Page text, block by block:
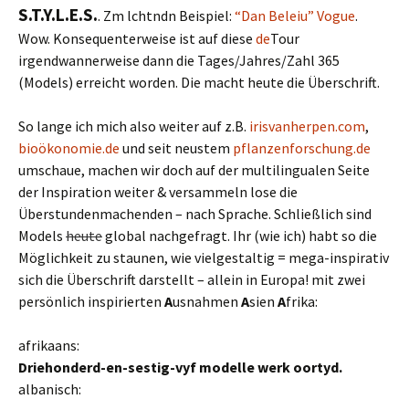
S.T.Y.L.E.S.. Zm lchtndn Beispiel: “Dan Beleiu” Vogue.
Wow. Konsequenterweise ist auf diese deTour
irgendwannerweise dann die Tages/Jahres/Zahl 365
(Models) erreicht worden. Die macht heute die Überschrift.
So lange ich mich also weiter auf z.B. irisvanherpen.com,
bioökonomie.de und seit neustem pflanzenforschung.de
umschaue, machen wir doch auf der multilingualen Seite
der Inspiration weiter & versammeln lose die
Überstundenmachenden – nach Sprache. Schließlich sind
Models heuteglobal nachgefragt. Ihr (wie ich) habt so die
Möglichkeit zu staunen, wie vielgestaltig = mega-inspirativ
sich die Überschrift darstellt – allein in Europa! mit zwei
persönlich inspirierten Ausnahmen Asien Afrika:
afrikaans:
Driehonderd-en-sestig-vyf modelle werk oortyd.
albanisch: